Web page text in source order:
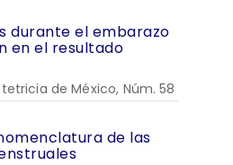
durante el embarazo
en el resultado
de México, Núm. 58
de las